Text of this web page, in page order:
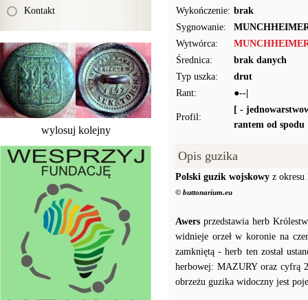
Kontakt
wylosuj kolejny
Wykończenie: brak
Sygnowanie:
Wytwórca:
Średnica:
brak danych
Typ uszka:
drut
Rant:
●--|
Profil:
[ -
rantem od spodu
Opis guzika
Polski guzik wojskowy z okresu
© buttonarium.eu
Awers przedstawia herb
widnieje orzeł w koronie na
zamkniętą - herb ten został
herbowej: MAZURY oraz cyfrą
obrzeżu guzika widoczny jest